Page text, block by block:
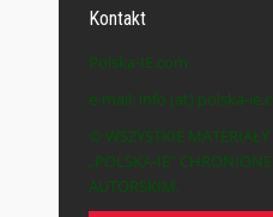
Kontakt
Polska-IE.com
e-mail: info (at) polska-
© WSZYSTKIE
„POLSKA-IE”
AUTORSKIM.